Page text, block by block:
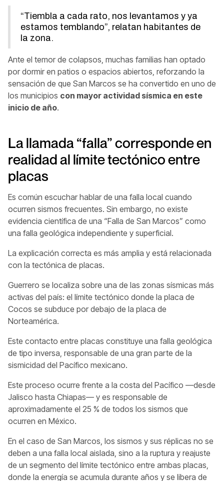
“Tiembla a cada rato, nos levantamos y ya
estamos temblando”, relatan habitantes de
la zona.
Ante el temor de colapsos, muchas familias han optado
por dormir en patios o espacios abiertos, reforzando la
sensación de que San Marcos se ha convertido en uno de
los municipios con mayor actividad sísmica en este
inicio de año.
La llamada “falla” corresponde en
realidad al límite tectónico entre
placas
Es común escuchar hablar de una falla local cuando
ocurren sismos frecuentes. Sin embargo, no existe
evidencia científica de una “Falla de San Marcos” como
una falla geológica independiente y superficial.
La explicación correcta es más amplia y está relacionada
con la tectónica de placas.
Guerrero se localiza sobre una de las zonas sísmicas más
activas del país: el límite tectónico donde la placa de
Cocos se subduce por debajo de la placa de
Norteamérica.
Este contacto entre placas constituye una falla geológica
de tipo inversa, responsable de una gran parte de la
sismicidad del Pacífico mexicano.
Este proceso ocurre frente a la costa del Pacífico —desde
Jalisco hasta Chiapas— y es responsable de
aproximadamente el 25 % de todos los sismos que
ocurren en México.
En el caso de San Marcos, los sismos y sus réplicas no se
deben a una falla local aislada, sino a la ruptura y reajuste
de un segmento del límite tectónico entre ambas placas,
donde la energía se acumula durante años y se libera de